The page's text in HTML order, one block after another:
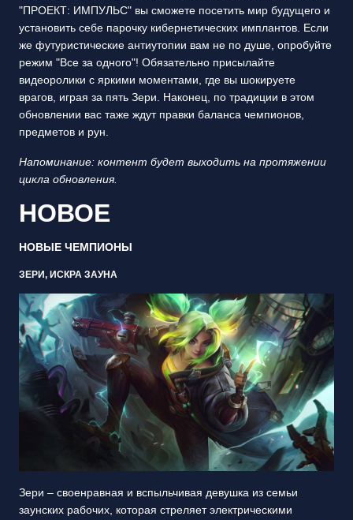
"ПРОЕКТ: ИМПУЛЬС" вы сможете посетить мир будущего и
установить себе парочку кибернетических имплантов. Если
же футуристические антиутопии вам не по душе, опробуйте
режим "Все за одного"! Обязательно присылайте
видеоролики с яркими моментами, где вы шокируете
врагов, играя за пять Зери. Наконец, по традиции в этом
обновлении вас таже ждут правки баланса чемпионов,
предметов и рун.
Напоминание: контент будет выходить на протяжении
цикла обновления.
НОВОЕ
НОВЫЕ ЧЕМПИОНЫ
ЗЕРИ, ИСКРА ЗАУНА
Зери – своенравная и вспыльчивая девушка из семьи
заунских рабочих, которая стреляет электрическими